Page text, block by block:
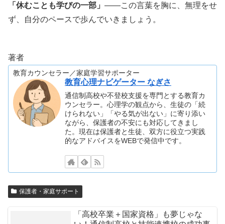
「休むことも学びの一部」 ——この言葉を胸に、無理をせ
ず、自分のペースで歩んでいきましょう。
著者
教育カウンセラー／家庭学習サポーター
教育心理ナビゲーター なぎさ
通信制高校や不登校支援を専門とする教育カ
ウンセラー。心理学の観点から、生徒の「続
けられない」「やる気が出ない」に寄り添い
ながら、保護者の不安にも対応してきまし
た。現在は保護者と生徒、双方に役立つ実践
的なアドバイスをWEBで発信中です。
保護者・家庭サポート
「高校卒業＋国家資格」も夢じゃな